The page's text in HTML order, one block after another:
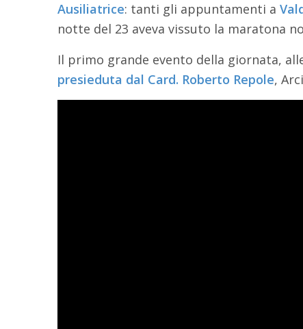
Ausiliatrice: tanti gli appuntamenti a
notte del 23 aveva vissuto la maratona
Il primo grande evento della giornata,
presieduta dal Card. Roberto Repole,